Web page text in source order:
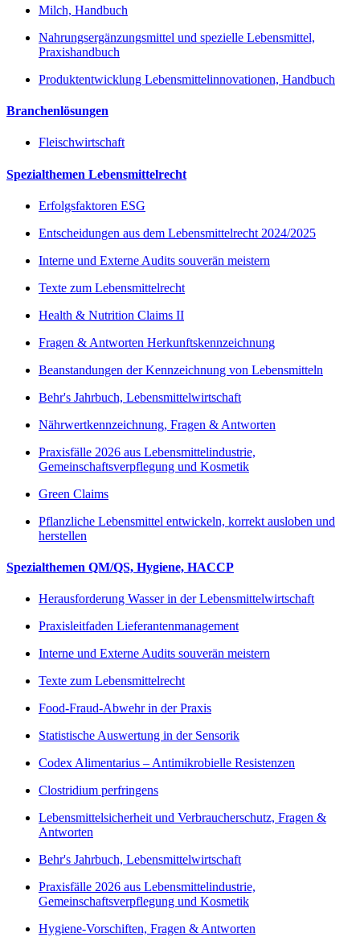
Milch, Handbuch
Nahrungsergänzungsmittel und spezielle Lebensmittel,
Praxishandbuch
Produktentwicklung Lebensmittelinnovationen, Handbuch
Branchenlösungen
Fleischwirtschaft
Spezialthemen Lebensmittelrecht
Erfolgsfaktoren ESG
Entscheidungen aus dem Lebensmittelrecht 2024/2025
Interne und Externe Audits souverän meistern
Texte zum Lebensmittelrecht
Health & Nutrition Claims II
Fragen & Antworten Herkunftskennzeichnung
Beanstandungen der Kennzeichnung von Lebensmitteln
Behr's Jahrbuch, Lebensmittelwirtschaft
Nährwertkennzeichnung, Fragen & Antworten
Praxisfälle 2026 aus Lebensmittelindustrie,
Gemeinschaftsverpflegung und Kosmetik
Green Claims
Pflanzliche Lebensmittel entwickeln, korrekt ausloben und
herstellen
Spezialthemen QM/QS, Hygiene, HACCP
Herausforderung Wasser in der Lebensmittelwirtschaft
Praxisleitfaden Lieferantenmanagement
Interne und Externe Audits souverän meistern
Texte zum Lebensmittelrecht
Food-Fraud-Abwehr in der Praxis
Statistische Auswertung in der Sensorik
Codex Alimentarius – Antimikrobielle Resistenzen
Clostridium perfringens
Lebensmittelsicherheit und Verbraucherschutz, Fragen &
Antworten
Behr's Jahrbuch, Lebensmittelwirtschaft
Praxisfälle 2026 aus Lebensmittelindustrie,
Gemeinschaftsverpflegung und Kosmetik
Hygiene-Vorschiften, Fragen & Antworten